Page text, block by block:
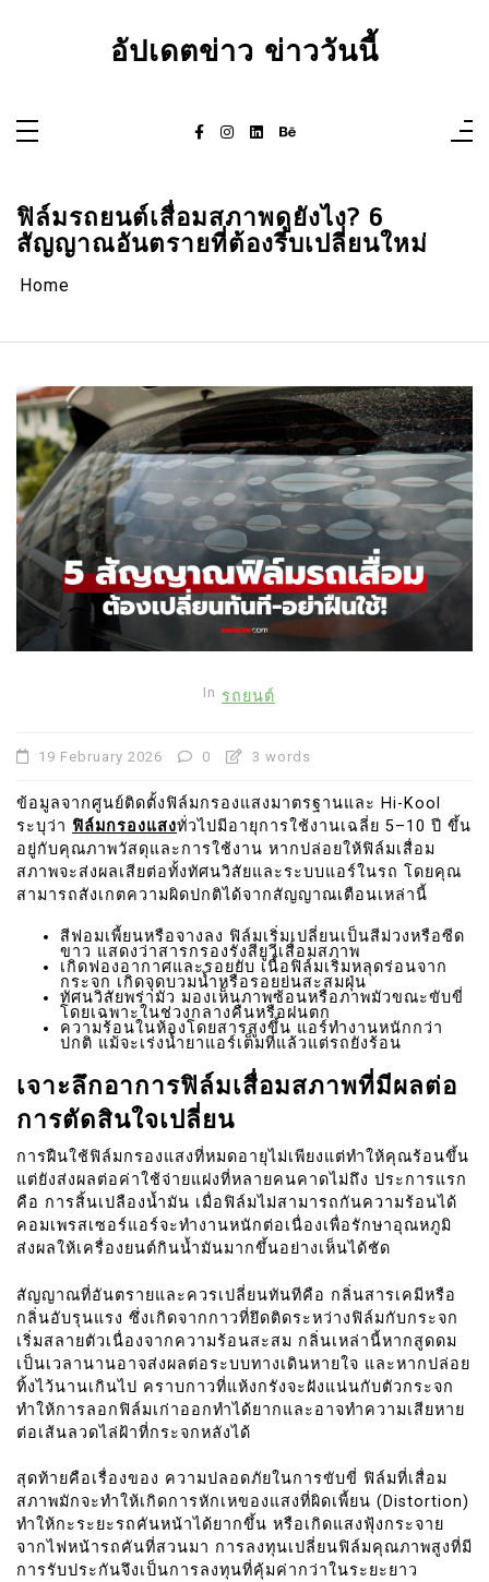
อัปเดตข่าว ข่าววันนี้
ฟิล์มรถยนต์เสื่อมสภาพดูยังไง? 6
สัญญาณอันตรายที่ต้องรีบเปลี่ยนใหม่
Home
In รถยนต์
19 February 2026 0 3 words
ข้อมูลจากศูนย์ติดตั้งฟิล์มกรองแสงมาตรฐานและ Hi-Kool
ระบุว่า ฟิล์มกรองแสงทั่วไปมีอายุการใช้งานเฉลี่ย 5–10 ปี ขึ้น
อยู่กับคุณภาพวัสดุและการใช้งาน หากปล่อยให้ฟิล์มเสื่อม
สภาพจะส่งผลเสียต่อทั้งทัศนวิสัยและระบบแอร์ในรถ โดยคุณ
สามารถสังเกตความผิดปกติได้จากสัญญาณเตือนเหล่านี้
สีฟอมเพี้ยนหรือจางลง ฟิล์มเริ่มเปลี่ยนเป็นสีม่วงหรือซีด
ขาว แสดงว่าสารกรองรังสียูวีเสื่อมสภาพ
เกิดฟองอากาศและรอยยับ เนื้อฟิล์มเริ่มหลุดร่อนจาก
กระจก เกิดจุดบวมน้ำหรือรอยย่นสะสมฝุ่น
ทัศนวิสัยพร่ามัว มองเห็นภาพซ้อนหรือภาพมัวขณะขับขี่
โดยเฉพาะในช่วงกลางคืนหรือฝนตก
ความร้อนในห้องโดยสารสูงขึ้น แอร์ทำงานหนักกว่า
ปกติ แม้จะเร่งน้ำยาแอร์เต็มที่แล้วแต่รถยังร้อน
เจาะลึกอาการฟิล์มเสื่อมสภาพที่มีผลต่อ
การตัดสินใจเปลี่ยน
การฝืนใช้ฟิล์มกรองแสงที่หมดอายุไม่เพียงแต่ทำให้คุณร้อนขึ้น
แต่ยังส่งผลต่อค่าใช้จ่ายแฝงที่หลายคนคาดไม่ถึง ประการแรก
คือ การสิ้นเปลืองน้ำมัน เมื่อฟิล์มไม่สามารถกันความร้อนได้
คอมเพรสเซอร์แอร์จะทำงานหนักต่อเนื่องเพื่อรักษาอุณหภูมิ
ส่งผลให้เครื่องยนต์กินน้ำมันมากขึ้นอย่างเห็นได้ชัด
สัญญาณที่อันตรายและควรเปลี่ยนทันทีคือ กลิ่นสารเคมีหรือ
กลิ่นอับรุนแรง ซึ่งเกิดจากกาวที่ยึดติดระหว่างฟิล์มกับกระจก
เริ่มสลายตัวเนื่องจากความร้อนสะสม กลิ่นเหล่านี้หากสูดดม
เป็นเวลานานอาจส่งผลต่อระบบทางเดินหายใจ และหากปล่อย
ทิ้งไว้นานเกินไป คราบกาวที่แห้งกรังจะฝังแน่นกับตัวกระจก
ทำให้การลอกฟิล์มเก่าออกทำได้ยากและอาจทำความเสียหาย
ต่อเส้นลวดไล่ฝ้าที่กระจกหลังได้
สุดท้ายคือเรื่องของ ความปลอดภัยในการขับขี่ ฟิล์มที่เสื่อม
สภาพมักจะทำให้เกิดการหักเหของแสงที่ผิดเพี้ยน (Distortion)
ทำให้กะระยะรถคันหน้าได้ยากขึ้น หรือเกิดแสงฟุ้งกระจาย
จากไฟหน้ารถคันที่สวนมา การลงทุนเปลี่ยนฟิล์มคุณภาพสูงที่มี
การรับประกันจึงเป็นการลงทุนที่คุ้มค่ากว่าในระยะยาว